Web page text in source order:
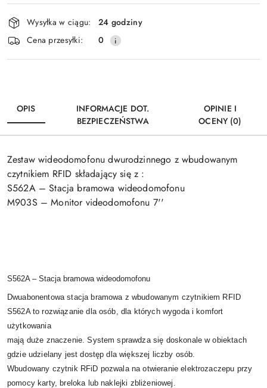
Wyślij
Dostępność
i
dostawa
Wysyłka w ciągu:
24 godziny
Cena przesyłki:
0
OPIS
INFORMACJE DOT.
BEZPIECZEŃSTWA
OPINIE I
OCENY (0)
Zestaw wideodomofonu dwurodzinnego z wbudowanym
czytnikiem RFID składający się z :
S562A – Stacja bramowa wideodomofonu
M903S – Monitor videodomofonu 7''
S562A – Stacja bramowa wideodomofonu
Dwuabonentowa stacja bramowa z wbudowanym czytnikiem RFID
S562A to rozwiązanie dla osób, dla których wygoda i komfort
użytkowania
mają duże znaczenie. System sprawdza się doskonale w obiektach
gdzie udzielany jest dostęp dla większej liczby osób.
Wbudowany czytnik RFiD pozwala na otwieranie elektrozaczepu przy
pomocy karty, breloka lub naklejki zbliżeniowej.